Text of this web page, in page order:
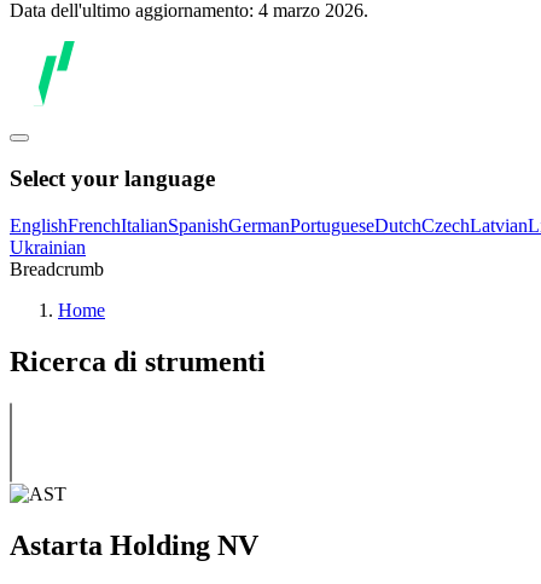
Data dell'ultimo aggiornamento: 4 marzo 2026.
Select your language
EnglishFrenchItalianSpanishGermanPortugueseDutchCzechLatvian
Ukrainian
Breadcrumb
Home
Ricerca di strumenti
Astarta Holding NV